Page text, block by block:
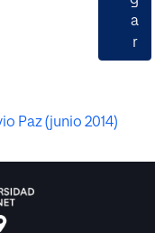
a
r
Paz (junio 2014)